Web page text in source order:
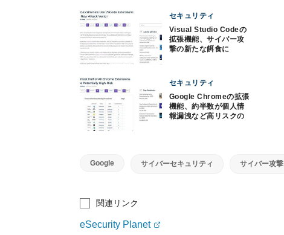
セキュリティ
Visual Studio Codeの
拡張機能、サイバー攻
撃の新たな餌食に
セキュリティ
Google Chromeの拡張
機能、約半数が個人情
報漏洩など高リスクの
Google サイバーセキュリティ サイバー攻撃
関連リンク
eSecurity Planet